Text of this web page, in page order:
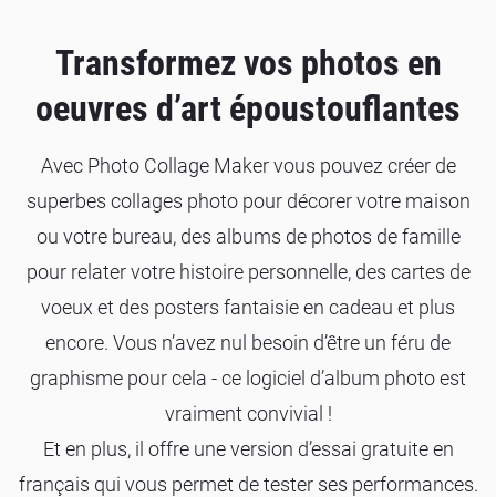
Transformez vos photos en
oeuvres d’art époustouflantes
Avec Photo Collage Maker vous pouvez créer de
superbes collages photo pour décorer votre maison
ou votre bureau, des albums de photos de famille
pour relater votre histoire personnelle, des cartes de
voeux et des posters fantaisie en cadeau et plus
encore. Vous n’avez nul besoin d’être un féru de
graphisme pour cela - ce logiciel d’album photo est
vraiment convivial !
Et en plus, il offre une version d’essai gratuite en
français qui vous permet de tester ses performances.